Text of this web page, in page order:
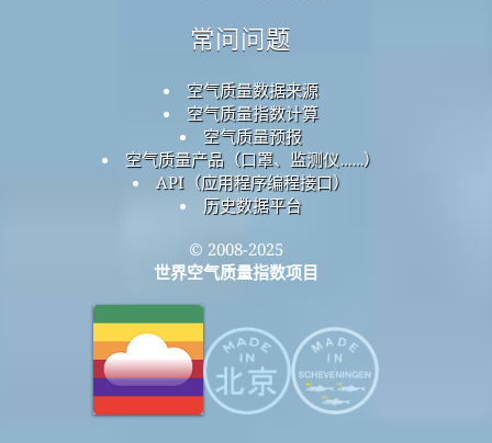
常问问题
空气质量数据来源
空气质量指数计算
空气质量预报
空气质量产品（口罩、监测仪……）
API（应用程序编程接口）
历史数据平台
© 2008-2025
世界空气质量指数项目